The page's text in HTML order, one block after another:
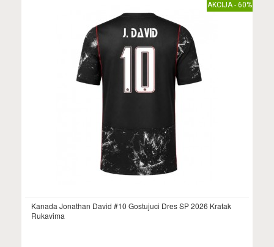
AKCIJA - 60%
Kanada Jonathan David #10 Gostujuci Dres SP 2026 Kratak
Rukavima